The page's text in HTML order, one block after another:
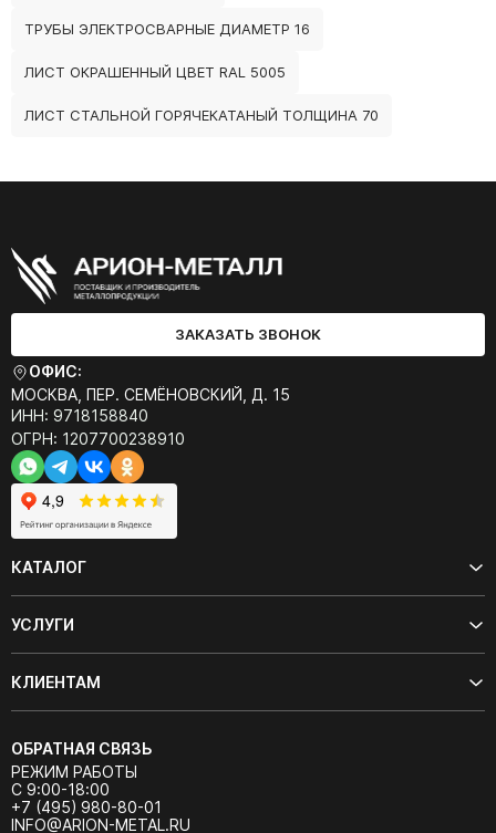
ТРУБЫ ЭЛЕКТРОСВАРНЫЕ ДИАМЕТР 16
ЛИСТ ОКРАШЕННЫЙ ЦВЕТ RAL 5005
ЛИСТ СТАЛЬНОЙ ГОРЯЧЕКАТАНЫЙ ТОЛЩИНА 70
ЗАКАЗАТЬ ЗВОНОК
ОФИС:
МОСКВА, ПЕР. СЕМЁНОВСКИЙ, Д. 15
ИНН: 9718158840
ОГРН: 1207700238910
КАТАЛОГ
УСЛУГИ
КЛИЕНТАМ
ОБРАТНАЯ СВЯЗЬ
РЕЖИМ РАБОТЫ
С 9:00-18:00
+7 (495) 980-80-01
INFO@ARION-METAL.RU